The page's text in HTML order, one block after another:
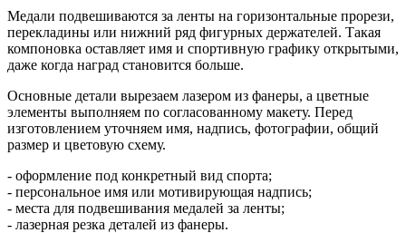
Медали подвешиваются за ленты на горизонтальные прорези,
перекладины или нижний ряд фигурных держателей. Такая
компоновка оставляет имя и спортивную графику открытыми,
даже когда наград становится больше.
Основные детали вырезаем лазером из фанеры, а цветные
элементы выполняем по согласованному макету. Перед
изготовлением уточняем имя, надпись, фотографии, общий
размер и цветовую схему.
- оформление под конкретный вид спорта;
- персональное имя или мотивирующая надпись;
- места для подвешивания медалей за ленты;
- лазерная резка деталей из фанеры.